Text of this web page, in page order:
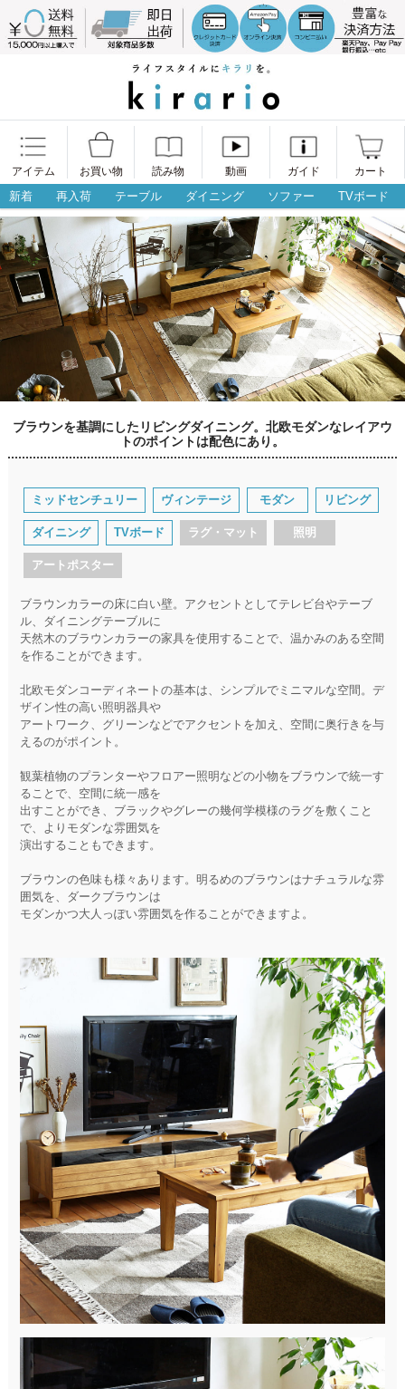
アイテム お買い物 読み物 動画 ガイド カート
新着 再入荷 テーブル ダイニング ソファー TVボード
ブラウンを基調にしたリビングダイニング。北欧モダンなレイアウ
トのポイントは配色にあり。
ミッドセンチュリー ヴィンテージ モダン リビング
ダイニング TVボード ラグ・マット 照明
アートポスター
ブラウンカラーの床に白い壁。アクセントとしてテレビ台やテーブ
ル、ダイニングテーブルに
天然木のブラウンカラーの家具を使用することで、温かみのある空間
を作ることができます。
北欧モダンコーディネートの基本は、シンプルでミニマルな空間。デ
ザイン性の高い照明器具や
アートワーク、グリーンなどでアクセントを加え、空間に奥行きを与
えるのがポイント。
観葉植物のプランターやフロアー照明などの小物をブラウンで統一す
ることで、空間に統一感を
出すことができ、ブラックやグレーの幾何学模様のラグを敷くこと
で、よりモダンな雰囲気を
演出することもできます。
ブラウンの色味も様々あります。明るめのブラウンはナチュラルな雰
囲気を、ダークブラウンは
モダンかつ大人っぽい雰囲気を作ることができますよ。